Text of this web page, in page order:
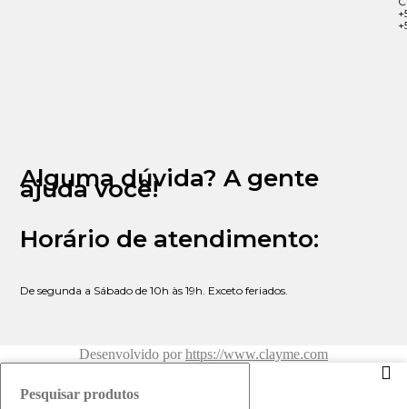
Alguma dúvida? A gente
ajuda você!
Horário de atendimento:
De segunda a Sábado de 10h às 19h. Exceto feriados.
Desenvolvido por https://www.clayme.com